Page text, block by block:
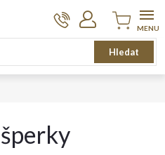
Hledat
Nákupní
košík